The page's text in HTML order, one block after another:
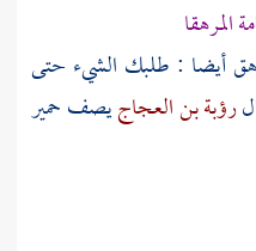
المرهقا
أيضا : طلبك الشيء حتى
رؤبة بن العجاجيصف حمير